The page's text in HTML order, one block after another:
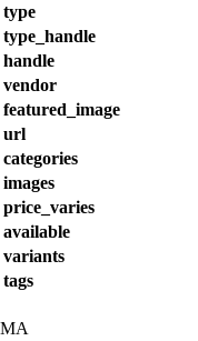
type
type_handle
handle
vendor
featured_image
url
categories
images
price_varies
available
variants
tags
MA